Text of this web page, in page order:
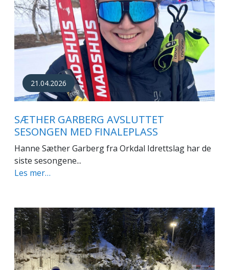
21.04.2026
SÆTHER GARBERG AVSLUTTET
SESONGEN MED FINALEPLASS
Hanne Sæther Garberg fra Orkdal Idrettslag har de
siste sesongene...
Les mer…